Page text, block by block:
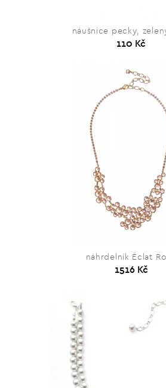
náušnice pecky,
110 Kč
náhrdelník Éclat
1516 Kč